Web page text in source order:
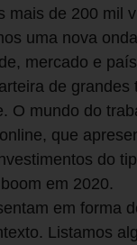
de 200 mil
uma nova
mercado e
de
O mundo do
que
do
em 2020.
em forma
Listamos